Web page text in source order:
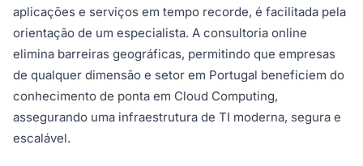
aplicações e serviços em tempo recorde, é facilitada pela
orientação de um especialista. A consultoria online
elimina barreiras geográficas, permitindo que empresas
de qualquer dimensão e setor em Portugal beneficiem do
conhecimento de ponta em Cloud Computing,
assegurando uma infraestrutura de TI moderna, segura e
escalável.